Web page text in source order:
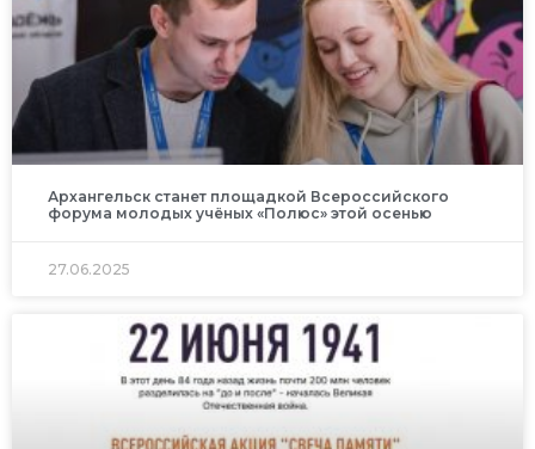
Архангельск станет площадкой Всероссийского
форума молодых учёных «Полюс» этой осенью
27.06.2025